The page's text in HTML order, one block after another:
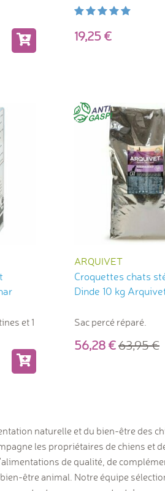
19,25
et 1
ARQUIVET
Croquettes chats
Dinde 10 kg
Sac percé réparé.
56,2863,95
naturelle et du bien-être des
les propriétaires de chiens et
de qualité, de
être animal. Notre équipe